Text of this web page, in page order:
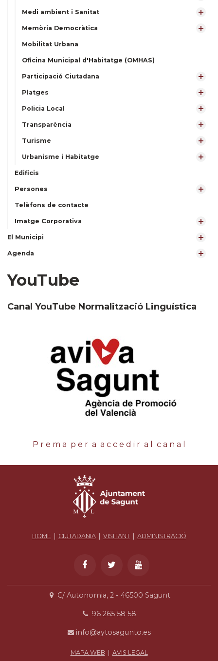
Medi ambient i Sanitat
Memòria Democràtica
Mobilitat Urbana
Oficina Municipal d'Habitatge (OMHAS)
Participació Ciutadana
Platges
Policia Local
Transparència
Turisme
Urbanisme i Habitatge
Edificis
Persones
Telèfons de contacte
Imatge Corporativa
El Municipi
Agenda
YouTube
Canal YouTube Normalització Linguística
P r e m a p e r a a c c e d i r a l c a n a l
HOME CIUTADANIA| VISITANT| ADMINISTRACIÓ
C/ Autonomia, 2 - 46500 Sagunt
96 265 58 58
info@aytosagunto.es
MAPA WEB AVIS LEGAL